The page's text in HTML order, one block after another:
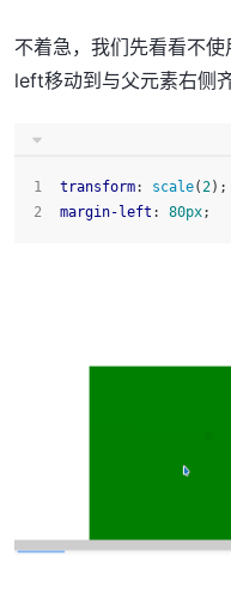
不着急，我们先看看不
left移动到与父元素右侧
transform: scale(2);
margin-left : 80px;